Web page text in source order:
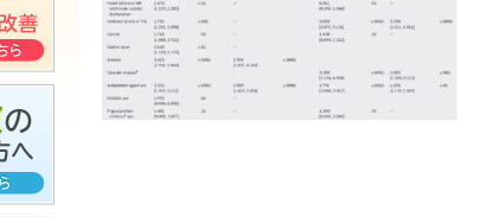
老年医療
腹ペコウォーキング